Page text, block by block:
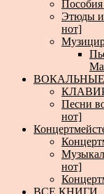
Этюды и
нот]
Песни
нот]
нот]
ВСЕ КНИГИ